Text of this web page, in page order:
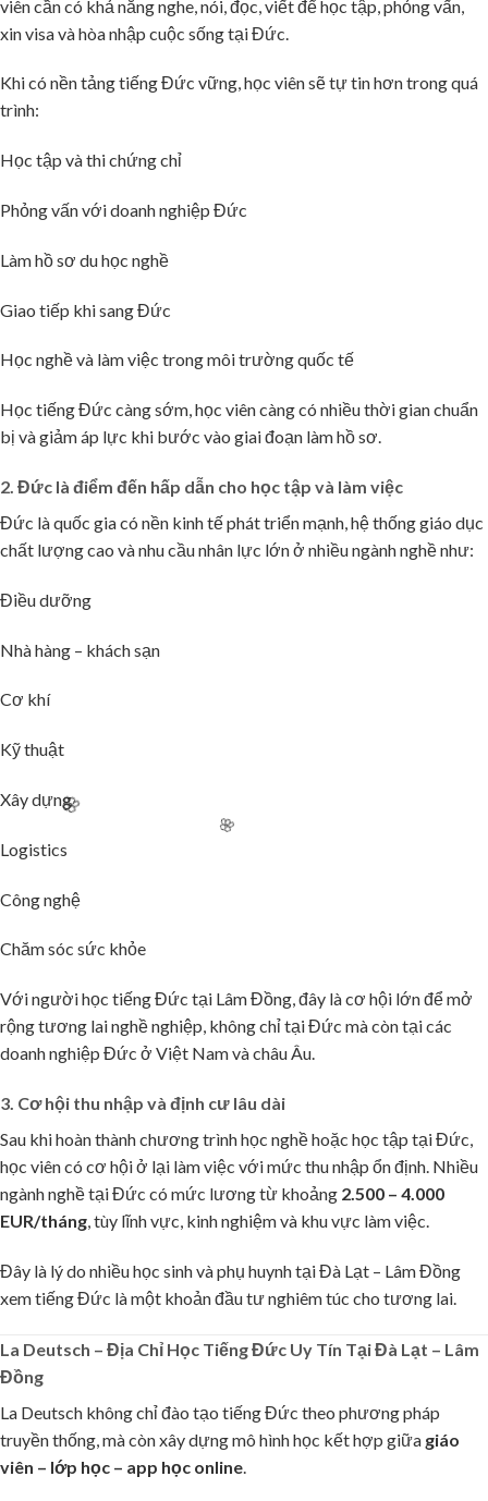
🌸
viên cần có khả năng nghe, nói, đọc, viết để học tập, phỏng vấn,
xin visa và hòa nhập cuộc sống tại Đức.
Khi có nền tảng tiếng Đức vững, học viên sẽ tự tin hơn trong quá
trình:
Học tập và thi chứng chỉ
Phỏng vấn với doanh nghiệp Đức
Làm hồ sơ du học nghề
Giao tiếp khi sang Đức
Học nghề và làm việc trong môi trường quốc tế
Học tiếng Đức càng sớm, học viên càng có nhiều thời gian chuẩn
bị và giảm áp lực khi bước vào giai đoạn làm hồ sơ.
2. Đức là điểm đến hấp dẫn cho học tập và làm việc
Đức là quốc gia có nền kinh tế phát triển mạnh, hệ thống giáo dục
chất lượng cao và nhu cầu nhân lực lớn ở nhiều ngành nghề như:
Điều dưỡng
Nhà hàng – khách sạn
Cơ khí
Kỹ thuật
Xây dựng
Logistics
Công nghệ
Chăm sóc sức khỏe
Với người học tiếng Đức tại Lâm Đồng, đây là cơ hội lớn để mở
rộng tương lai nghề nghiệp, không chỉ tại Đức mà còn tại các
doanh nghiệp Đức ở Việt Nam và châu Âu.
3. Cơ hội thu nhập và định cư lâu dài
Sau khi hoàn thành chương trình học nghề hoặc học tập tại Đức,
học viên có cơ hội ở lại làm việc với mức thu nhập ổn định. Nhiều
ngành nghề tại Đức có mức lương từ khoảng 2.500 – 4.000
EUR/tháng, tùy lĩnh vực, kinh nghiệm và khu vực làm việc.
Đây là lý do nhiều học sinh và phụ huynh tại Đà Lạt – Lâm Đồng
xem tiếng Đức là một khoản đầu tư nghiêm túc cho tương lai.
La Deutsch – Địa Chỉ Học Tiếng Đức Uy Tín Tại Đà Lạt – Lâm
Đồng
La Deutsch không chỉ đào tạo tiếng Đức theo phương pháp
truyền thống, mà còn xây dựng mô hình học kết hợp giữa giáo
viên – lớp học – app học online